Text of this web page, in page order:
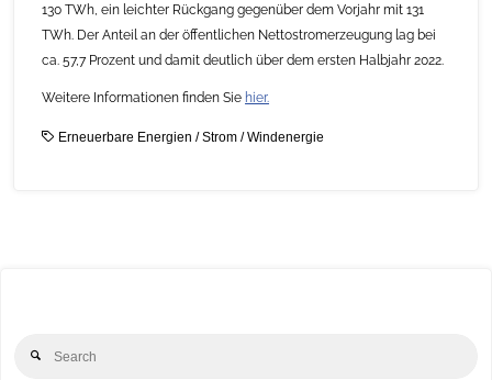
130 TWh, ein leichter Rückgang gegenüber dem Vorjahr mit 131
TWh. Der Anteil an der öffentlichen Nettostromerzeugung lag bei
ca. 57,7 Prozent und damit deutlich über dem ersten Halbjahr 2022.
Weitere Informationen finden Sie hier.
Erneuerbare Energien /Strom/Windenergie
Search